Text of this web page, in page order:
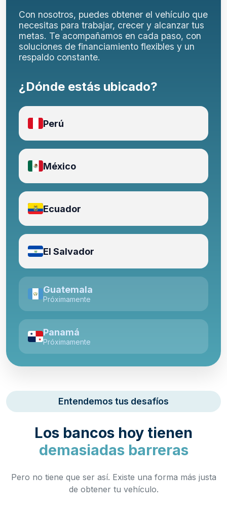
Con nosotros, puedes obtener el vehículo que
necesitas para trabajar, crecer y alcanzar tus
metas. Te acompañamos en cada paso, con
soluciones de financiamiento flexibles y un
respaldo constante.
¿Dónde estás ubicado?
Perú
México
Ecuador
El Salvador
Guatemala
Próximamente
Panamá
Próximamente
Entendemos tus desafíos
Los bancos hoy tienen
demasiadas barreras
Pero no tiene que ser así. Existe una forma más justa
de obtener tu vehículo.